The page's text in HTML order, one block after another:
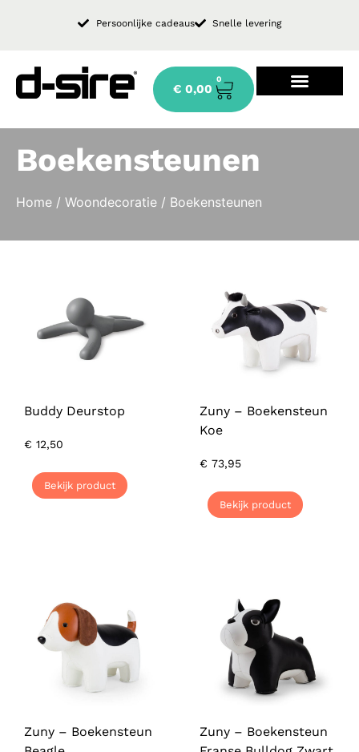
Persoonlijke cadeaus Snelle levering
€ 0,00
0
Boekensteunen
Home / Woondecoratie / Boekensteunen
Buddy Deurstop
€ 12,50
Bekijk product
Zuny – Boekensteun
Koe
€ 73,95
Bekijk product
Zuny – Boekensteun
Zuny – Boekensteun